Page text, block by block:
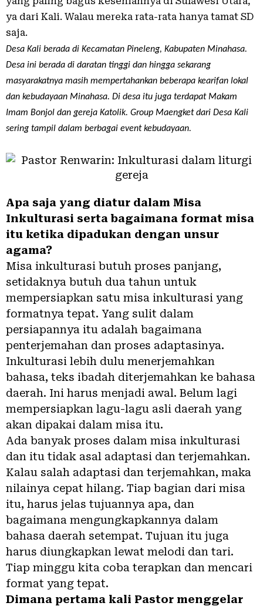
ya dari Kali. Walau mereka rata-rata hanya tamat SD
saja.
Desa Kali berada di Kecamatan Pineleng, Kabupaten Minahasa.
Desa ini berada di daratan tinggi dan hingga sekarang
masyarakatnya masih mempertahankan beberapa kearifan lokal
dan kebudayaan Minahasa. Di desa itu juga terdapat Makam
Imam Bonjol dan gereja Katolik. Group Maengket dari Desa Kali
sering tampil dalam berbagai event kebudayaan.
Apa saja yang diatur dalam Misa
Inkulturasi serta bagaimana format misa
itu ketika dipadukan dengan unsur
agama?
Misa inkulturasi butuh proses panjang,
setidaknya butuh dua tahun untuk
mempersiapkan satu misa inkulturasi yang
formatnya tepat. Yang sulit dalam
persiapannya itu adalah bagaimana
penterjemahan dan proses adaptasinya.
Inkulturasi lebih dulu menerjemahkan
bahasa, teks ibadah diterjemahkan ke bahasa
daerah. Ini harus menjadi awal. Belum lagi
mempersiapkan lagu-lagu asli daerah yang
akan dipakai dalam misa itu.
Ada banyak proses dalam misa inkulturasi
dan itu tidak asal adaptasi dan terjemahkan.
Kalau salah adaptasi dan terjemahkan, maka
nilainya cepat hilang. Tiap bagian dari misa
itu, harus jelas tujuannya apa, dan
bagaimana mengungkapkannya dalam
bahasa daerah setempat. Tujuan itu juga
harus diungkapkan lewat melodi dan tari.
Tiap minggu kita coba terapkan dan mencari
format yang tepat.
Dimana pertama kali Pastor menggelar